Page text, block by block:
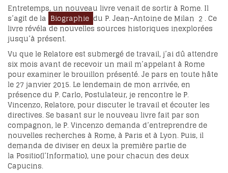
Entretemps, un nouveau livre venait de sortir à Rome. Il
s’agit de la Biographie du P. Jean-Antoine de Milan 2 . Ce
livre révéla de nouvelles sources historiques inexplorées
jusqu’à présent.
Vu que le Relatore est submergé de travail, j’ai dû attendre
six mois avant de recevoir un mail m’appelant à Rome
pour examiner le brouillon présenté. Je pars en toute hâte
le 27 janvier 2015. Le lendemain de mon arrivée, en
présence du P. Carlo, Postulateur, je rencontre le P.
Vincenzo, Relatore, pour discuter le travail et écouter les
directives. Se basant sur le nouveau livre fait par son
compagnon, le P. Vincenzo demanda d’entreprendre de
nouvelles recherches à Rome, à Paris et à Lyon. Puis, il
demanda de diviser en deux la première partie de
la Positio(l’Informatio), une pour chacun des deux
Capucins.